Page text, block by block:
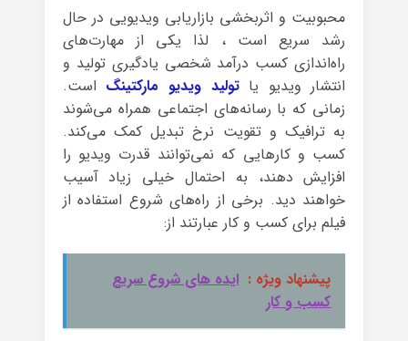
محبوبیت و اثربخشی بازاریابی ویدیویی در حال
رشد سریع است ، لذا یکی از مهارت‌های
راه‌اندازی کسب درآمد شخصی یادگیری تولید و
انتشار ویدیو یاتولید ویدیو مارکتینگ است.
زمانی که با رسانه‌های اجتماعی همراه می‌شوند
به ترافیک و تقویت نرخ تبدیل کمک می‌کند.
کسب و کارهایی که نمی‌توانند قدرت ویدیو را
افزایش دهند، به احتمال خیلی زیاد آسیب
خواهند دید. برخی از راه‌های شروع استفاده از
فیلم برای کسب و کار عبارتند از:
پیشنهاد ویژه : ایده های شروع سریع
کسب و کار